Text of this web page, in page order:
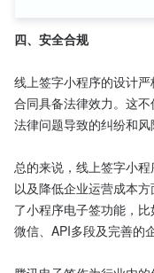
四、安全合规
线上签字小程序的设计
合同具备法律效力。这
法律问题导致的纠纷和风
总的来说，线上签字小
以及降低企业运营成本
了小程序电子签功能，
微信、API多段及完善的